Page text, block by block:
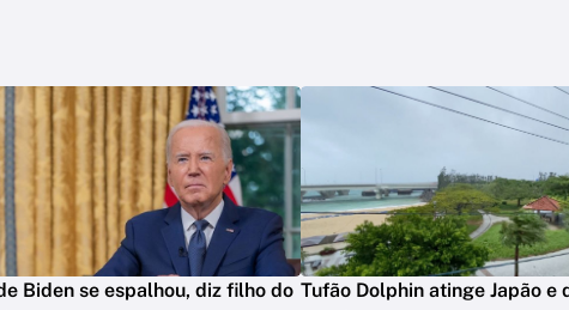
Biden se espalhou, diz filho do Tufão Dolphin atinge Japão e